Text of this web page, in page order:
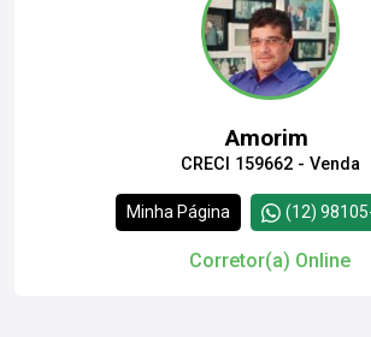
Amorim
CRECI 159662 - Venda
Minha Página (12)
Corretor(a) Online